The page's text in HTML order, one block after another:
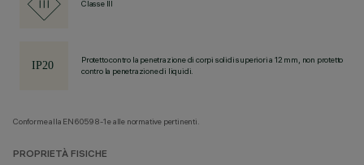
Classe III
Protetto contro la penetrazione di corpi solidi superiori a 12 mm, non protetto
contro la penetrazione di liquidi.
Conforme alla EN60598-1 e alle normative pertinenti.
PROPRIETÀ FISICHE